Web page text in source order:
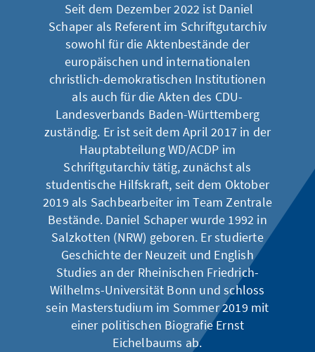
Seit dem Dezember 2022 ist Daniel
Schaper als Referent im Schriftgutarchiv
sowohl für die Aktenbestände der
europäischen und internationalen
christlich-demokratischen Institutionen
als auch für die Akten des CDU-
Landesverbands Baden-Württemberg
zuständig. Er ist seit dem April 2017 in der
Hauptabteilung WD/ACDP im
Schriftgutarchiv tätig, zunächst als
studentische Hilfskraft, seit dem Oktober
2019 als Sachbearbeiter im Team Zentrale
Bestände. Daniel Schaper wurde 1992 in
Salzkotten (NRW) geboren. Er studierte
Geschichte der Neuzeit und English
Studies an der Rheinischen Friedrich-
Wilhelms-Universität Bonn und schloss
sein Masterstudium im Sommer 2019 mit
einer politischen Biografie Ernst
Eichelbaums ab.